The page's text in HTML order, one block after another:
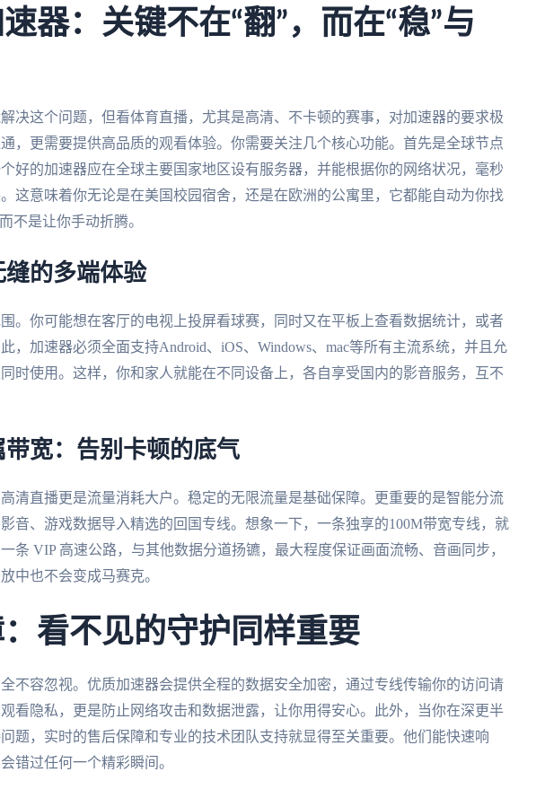
器：关键不在“翻”，而在“稳”与
决这个问题，但看体育直播，尤其是高清、不卡顿的赛事，对加速器的要求极
，更需要提供高品质的观看体验。你需要关注几个核心功能。首先是全球节点
好的加速器应在全球主要国家地区设有服务器，并能根据你的网络状况，毫秒
这意味着你无论是在美国校园宿舍，还是在欧洲的公寓里，它都能自动为你找
不是让你手动折腾。
的多端体验
。你可能想在客厅的电视上投屏看球赛，同时又在平板上查看数据统计，或者
，加速器必须全面支持Android、iOS、Windows、mac等所有主流系统，并且允
时使用。这样，你和家人就能在不同设备上，各自享受国内的影音服务，互不
宽：告别卡顿的底气
清直播更是流量消耗大户。稳定的无限流量是基础保障。更重要的是智能分流
音、游戏数据导入精选的回国专线。想象一下，一条独享的100M带宽专线，就
条 VIP 高速公路，与其他数据分道扬镳，最大程度保证画面流畅、音画同步，
中也不会变成马赛克。
看不见的守护同样重要
不容忽视。优质加速器会提供全程的数据安全加密，通过专线传输你的访问请
看隐私，更是防止网络攻击和数据泄露，让你用得安心。此外，当你在深更半
题，实时的售后保障和专业的技术团队支持就显得至关重要。他们能快速响
错过任何一个精彩瞬间。